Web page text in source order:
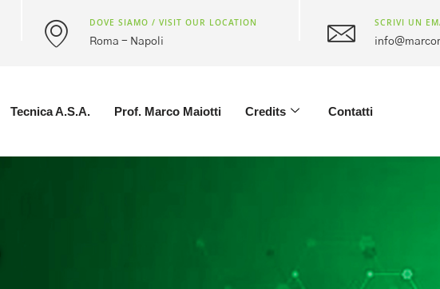
DOVE SIAMO / VISIT OUR LOCATION
Roma - Napoli
SCRIVI UN
Tecnica A.S.A. Prof. Marco Maiotti Credits Contatti